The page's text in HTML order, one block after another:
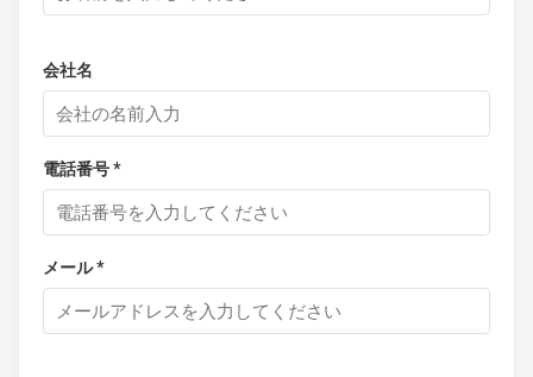
会社名
電話番号 *
メール *